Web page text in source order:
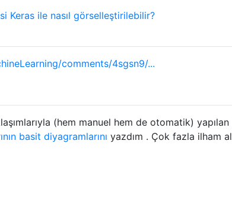
Keras ile nasıl görselleştirilebilir?
comments/4sgsn9/...
(hem manuel hem de otomatik)
basit diyagramlarını yazdım . Çok fazla ilham